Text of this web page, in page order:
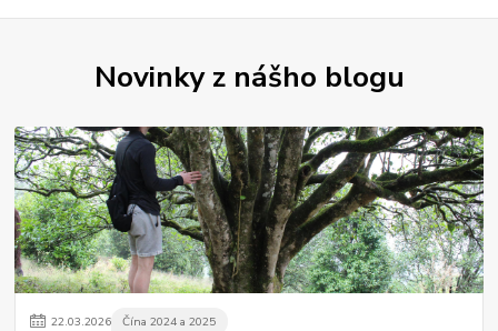
Novinky z nášho blogu
22.03.2026 Čína 2024 a 2025